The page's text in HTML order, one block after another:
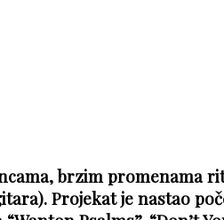
brzim promenama
Projekat je nastao